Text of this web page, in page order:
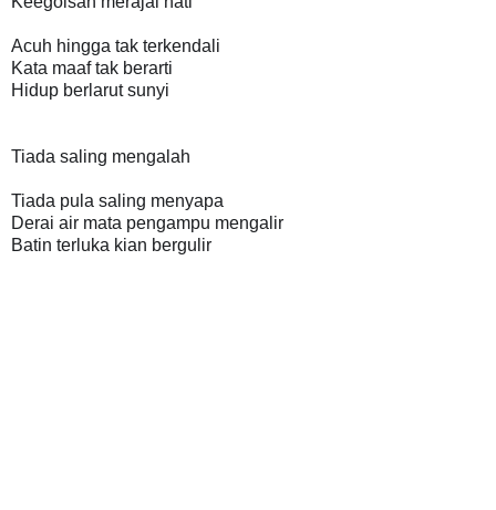
Acuh hingga tak terkendali
Kata maaf tak berarti
Hidup berlarut sunyi
Tiada saling mengalah
Tiada pula saling menyapa
Derai air mata pengampu mengalir
Batin terluka kian bergulir